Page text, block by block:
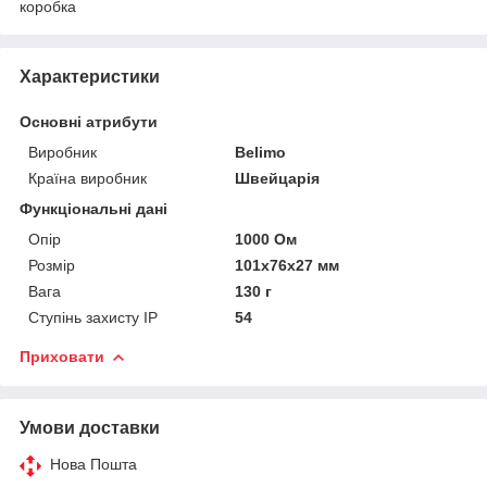
коробка
Характеристики
Основні атрибути
Виробник
Belimo
Країна виробник
Швейцарія
Функціональні дані
Опір
1000 Ом
Розмір
101х76х27 мм
Вага
130 г
Ступінь захисту IP
54
Приховати
Умови доставки
Нова Пошта